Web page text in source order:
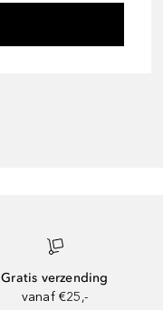
Gratis verzending
vanaf €25,-